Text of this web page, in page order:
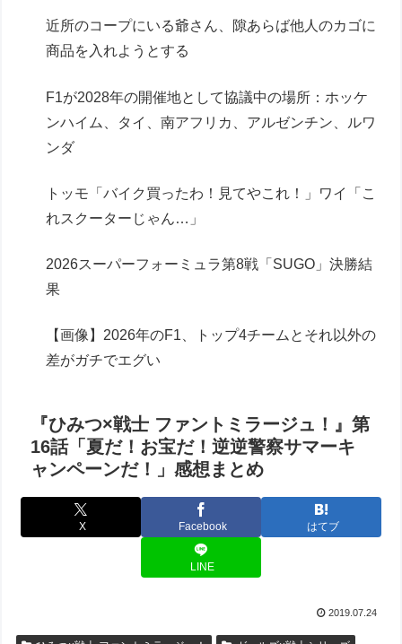
Powered by livedoor 相互RSS
近所のコープにいる爺さん、隙あらば他人のカゴに
商品を入れようとする
F1が2028年の開催地として協議中の場所：ホッケ
ンハイム、タイ、南アフリカ、アルゼンチン、ルワ
ンダ
トッモ「バイク買ったわ！見てやこれ！」ワイ「こ
れスクーターじゃん…」
2026スーパーフォーミュラ第8戦「SUGO」決勝結
果
【画像】2026年のF1、トップ4チームとそれ以外の
差がガチでエグい
『ひみつ×戦士 ファントミラージュ！』第
16話「夏だ！お宝だ！逆逆警察サマーキ
ャンペーンだ！」感想まとめ
X Facebook はてブ
LINE
2019.07.24